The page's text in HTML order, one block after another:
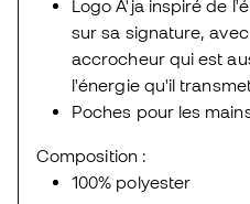
Logo A'ja inspiré de
sur sa signature,
accrocheur qui est
l'énergie qu'il
Poches pour les
Composition :
100% polyester